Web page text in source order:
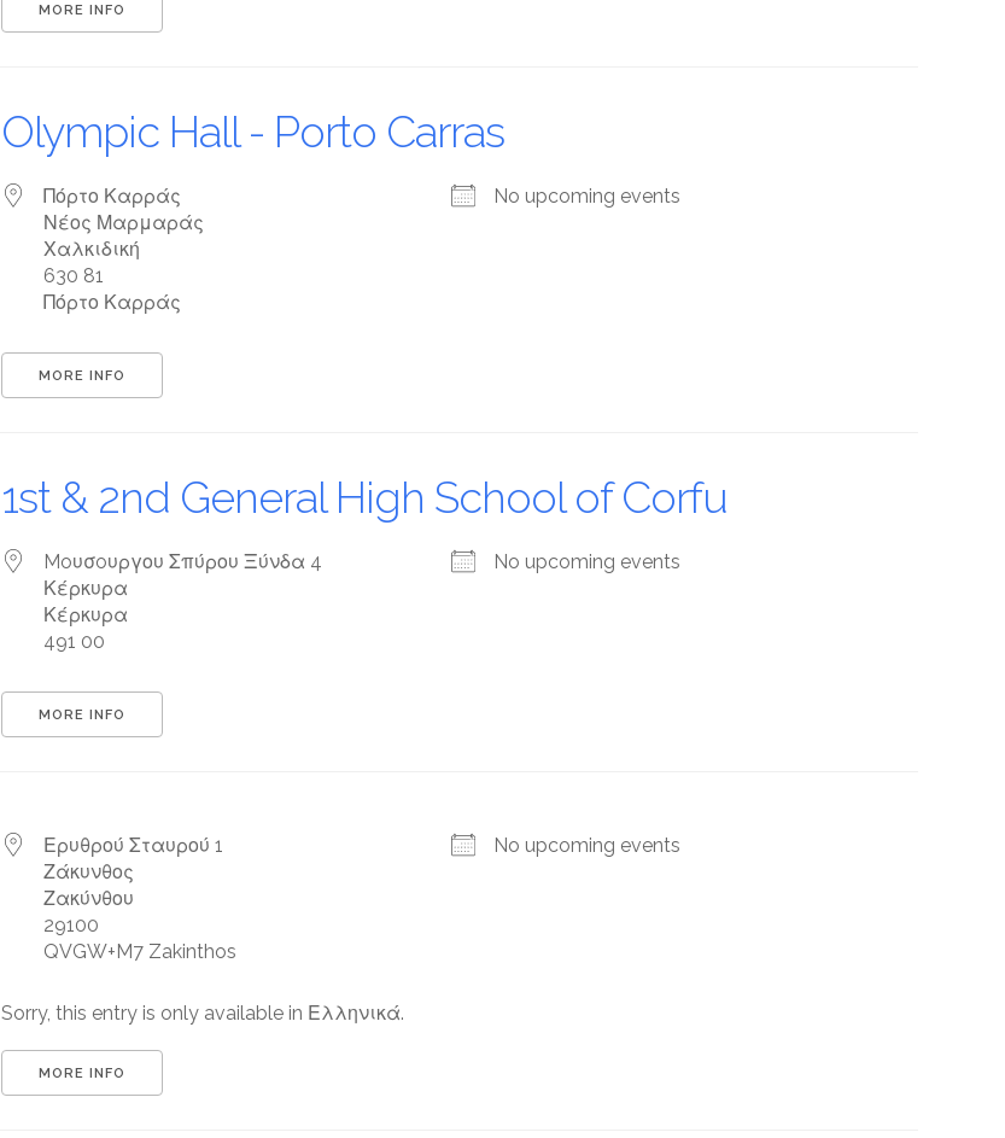
MORE INFO
Olympic Hall - Porto Carras
Πόρτο Καρράς
Νέος Μαρμαράς
Χαλκιδική
630 81
Πόρτο Καρράς
No upcoming events
MORE INFO
1st & 2nd General High School of Corfu
Moυσoυργου Σπύρου Ξύνδα 4
Κέρκυρα
Κέρκυρα
491 00
No upcoming events
MORE INFO
Ερυθρού Σταυρού 1
Ζάκυνθος
Ζακύνθου
29100
QVGW+M7 Zakinthos
No upcoming events
Sorry, this entry is only available in Ελληνικά.
MORE INFO